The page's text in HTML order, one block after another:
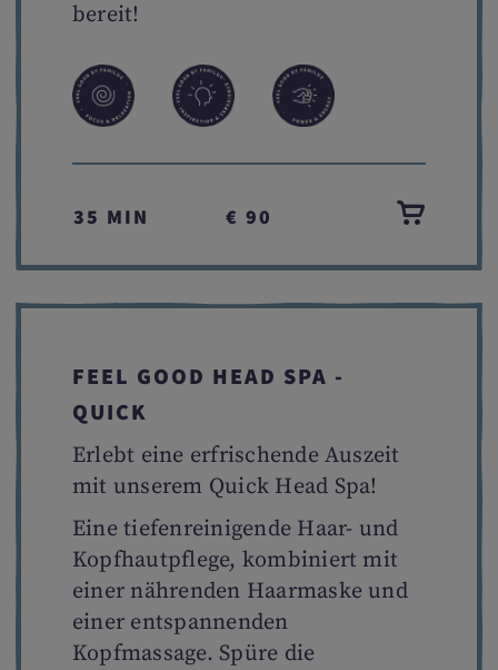
bereit!
35 MIN € 90
FEEL GOOD HEAD SPA -
QUICK
Erlebt eine erfrischende Auszeit
mit unserem Quick Head Spa!
Eine tiefenreinigende Haar- und
Kopfhautpflege, kombiniert mit
einer nährenden Haarmaske und
einer entspannenden
Kopfmassage. Spüre die